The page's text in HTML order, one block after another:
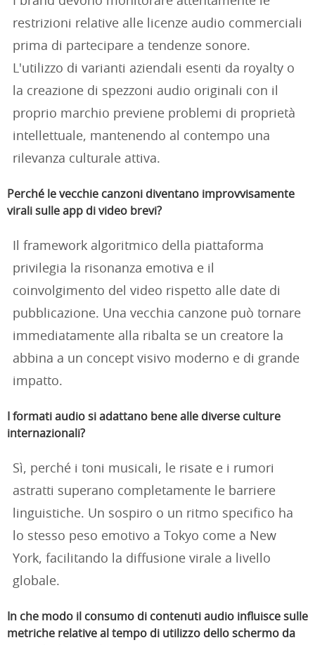
restrizioni relative alle licenze audio commerciali
prima di partecipare a tendenze sonore.
L'utilizzo di varianti aziendali esenti da royalty o
la creazione di spezzoni audio originali con il
proprio marchio previene problemi di proprietà
intellettuale, mantenendo al contempo una
rilevanza culturale attiva.
Perché le vecchie canzoni diventano improvvisamente
virali sulle app di video brevi?
Il framework algoritmico della piattaforma
privilegia la risonanza emotiva e il
coinvolgimento del video rispetto alle date di
pubblicazione. Una vecchia canzone può tornare
immediatamente alla ribalta se un creatore la
abbina a un concept visivo moderno e di grande
impatto.
I formati audio si adattano bene alle diverse culture
internazionali?
Sì, perché i toni musicali, le risate e i rumori
astratti superano completamente le barriere
linguistiche. Un sospiro o un ritmo specifico ha
lo stesso peso emotivo a Tokyo come a New
York, facilitando la diffusione virale a livello
globale.
In che modo il consumo di contenuti audio influisce sulle
metriche relative al tempo di utilizzo dello schermo da